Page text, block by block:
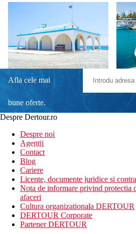
Afla cele mai
bune oferte.
newsletter!
Despre Dertour.ro
Despre noi
Agentii
Contact
Blog
Cariere
Licente, documente juridice si
Nota de informare privind protectia
afaceri
Cultura organizationala DERTOUR
DERTOUR Corporate
Partener DERTOUR